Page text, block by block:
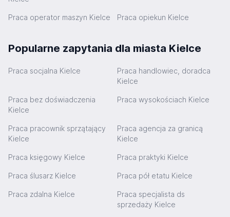
Praca operator maszyn Kielce Praca opiekun Kielce
Popularne zapytania dla miasta Kielce
Praca socjalna Kielce
Praca handlowiec, doradca
Kielce
Praca bez doświadczenia
Kielce
Praca wysokościach Kielce
Praca pracownik sprzątający
Kielce
Praca agencja za granicą
Kielce
Praca księgowy Kielce Praca praktyki Kielce
Praca ślusarz Kielce Praca pół etatu Kielce
Praca zdalna Kielce
Praca specjalista ds
sprzedaży Kielce